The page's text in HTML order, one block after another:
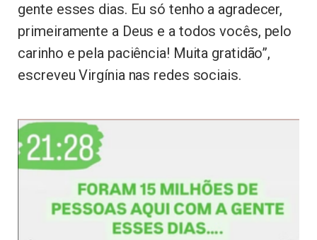
gente esses dias. Eu só tenho a agradecer,
primeiramente a Deus e a todos vocês, pelo
carinho e pela paciência! Muita gratidão”,
escreveu Virgínia nas redes sociais.